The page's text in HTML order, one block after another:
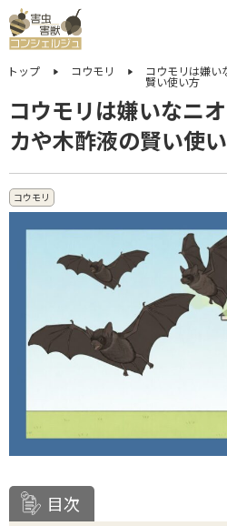
トップ コウモリ コウモリは嫌い
賢い使い方
コウモリは嫌いなニ
カや木酢液の賢い使
コウモリ
目次